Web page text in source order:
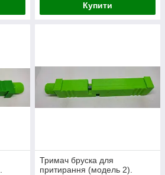
Купити
Тримач бруска для
притирання (модель 2).